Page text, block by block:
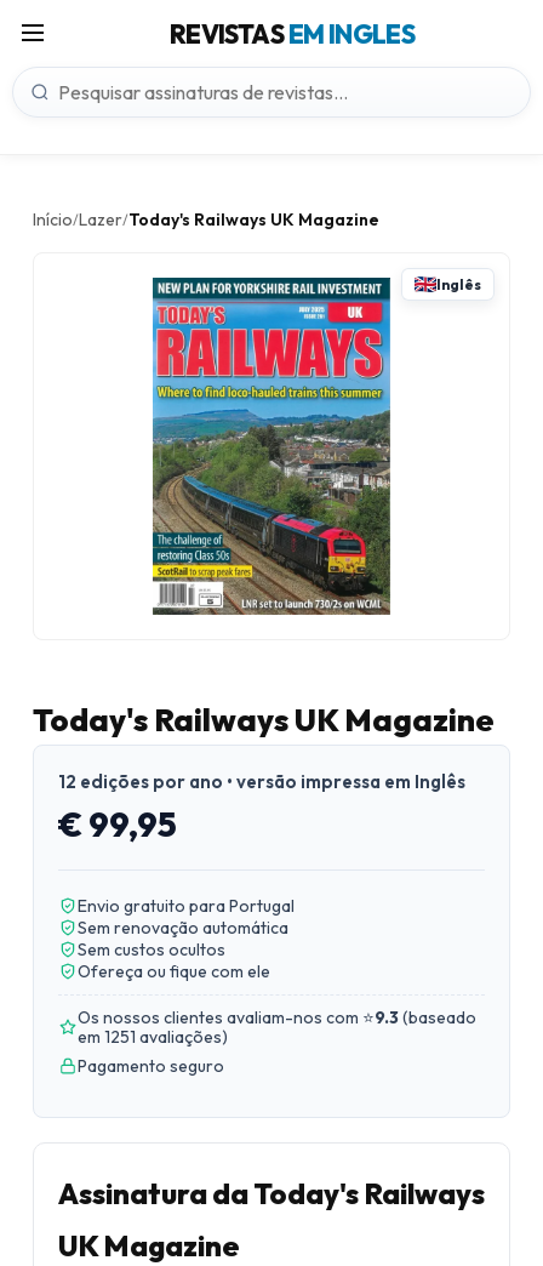
REVISTASEM INGLES
Início/Lazer/Today's Railways UK Magazine
Inglês
Today's Railways UK Magazine
12 edições por ano • versão impressa em Inglês
€ 99,95
Envio gratuito para Portugal
Sem renovação automática
Sem custos ocultos
Ofereça ou fique com ele
Os nossos clientes avaliam-nos com ⭐9.3(baseado
em 1251 avaliações)
Pagamento seguro
Assinatura da Today's Railways
UK Magazine